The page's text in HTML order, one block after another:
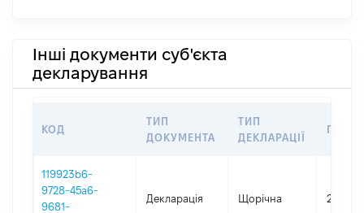
Інші документи суб'єкта
декларування
КОД
ТИП
ДОКУМЕНТА
ТИП
ДЕКЛАРАЦІЇ
119923b6-
9728-45a6-
9681-
Декларація Щорічна 2025